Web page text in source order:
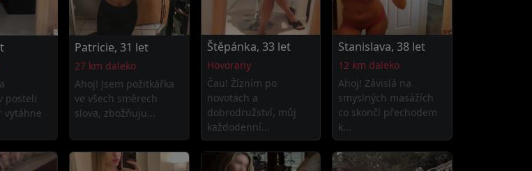
posteli
vytáhne
Patricie, 31 let
27 km daleko
Ahoj! Jsem požitkářka
ve všech směrech
slova, zbožňuju...
Štěpánka, 33 let
Hovorany
Čau! Žízním po
novotách a
dobrodružství, můj
každodenní...
Stanislava, 38 let
12 km daleko
Ahoj! Závislá na
smyslných masážích
co skončí přechodem
k...